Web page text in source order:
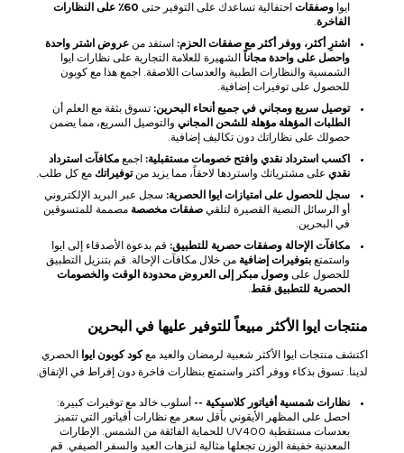
ايوا وصفقات احتفالية تساعدك على التوفير حتى
60٪ على النظارات
الفاخرة
اشترِ أكثر، ووفر أكثر مع صفقات الحزم: استفد من عروض اشتر واحدة
واحصل على واحدة مجاناً الشهيرة للعلامة التجارية على نظارات ايوا
الشمسية والنظارات الطبية والعدسات اللاصقة. اجمع هذا مع كوبون
للحصول على توفيرات إضافية.
توصيل سريع ومجاني في جميع أنحاء البحرين: تسوق بثقة مع العلم أن
الطلبات المؤهلة مؤهلة للشحن المجاني والتوصيل السريع، مما يضمن
حصولك على نظاراتك دون تكاليف إضافية.
اكسب استرداد نقدي وافتح خصومات مستقبلية: اجمع مكافآت استرداد
نقدي على مشترياتك واستردها لاحقاً، مما يزيد منتوفيراتك مع كل طلب.
سجل للحصول على امتيازات ايوا الحصرية: سجل عبر البريد الإلكتروني
أو الرسائل النصية القصيرة لتلقي صفقات مخصصة مصممة للمتسوقين
في البحرين.
مكافآت الإحالة وصفقات حصرية للتطبيق: قم بدعوة الأصدقاء إلى ايوا
واستمتع بتوفيرات إضافية من خلال مكافآت الإحالة. قم بتنزيل التطبيق
للحصول على وصول مبكر إلى العروض محدودة الوقت والخصومات
الحصرية للتطبيق فقط
منتجات ايوا الأكثر مبيعاً للتوفير عليها في البحرين
اكتشف منتجات ايوا الأكثر شعبية لرمضان والعيد معكود كوبون ايوا
الحصري
لدينا. تسوق بذكاء ووفر أكثر واستمتع بنظارات فاخرة دون إفراط في الإنفاق.
نظارات شمسية أفياتور كلاسيكية -- أسلوب خالد مع توفيرات كبيرة:
احصل على المظهر الأيقوني بأقل سعر مع نظارات أفياتور التي تتميز
بعدسات مستقطبة UV400 للحماية الفائقة من الشمس. الإطارات
المعدنية خفيفة الوزن تجعلها مثالية لنزهات العيد والسفر الصيفي. قم